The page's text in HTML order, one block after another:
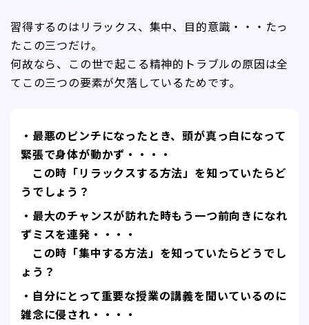
習得するのはリラックス、集中、目的意識・・・たっ
たこの三つだけ。
何故なら、この世で起こる精神的トラブルの原因は全
てこの三つの要素が欠落しているためです。
・最悪のピンチになったとき、頭が真っ白になって
緊張で身体が動かず・・・・
この時「リラックスする方法」を知っていたらど
うでしょう？
・最大のチャンスが訪れた時もう一つ前向きになれ
ずミスを連発・・・・
この時「集中する方法」を知っていたらどうでし
ょう？
・自分にとって重要な授業の講義を聞いているのに
雑念に侵され・・・・